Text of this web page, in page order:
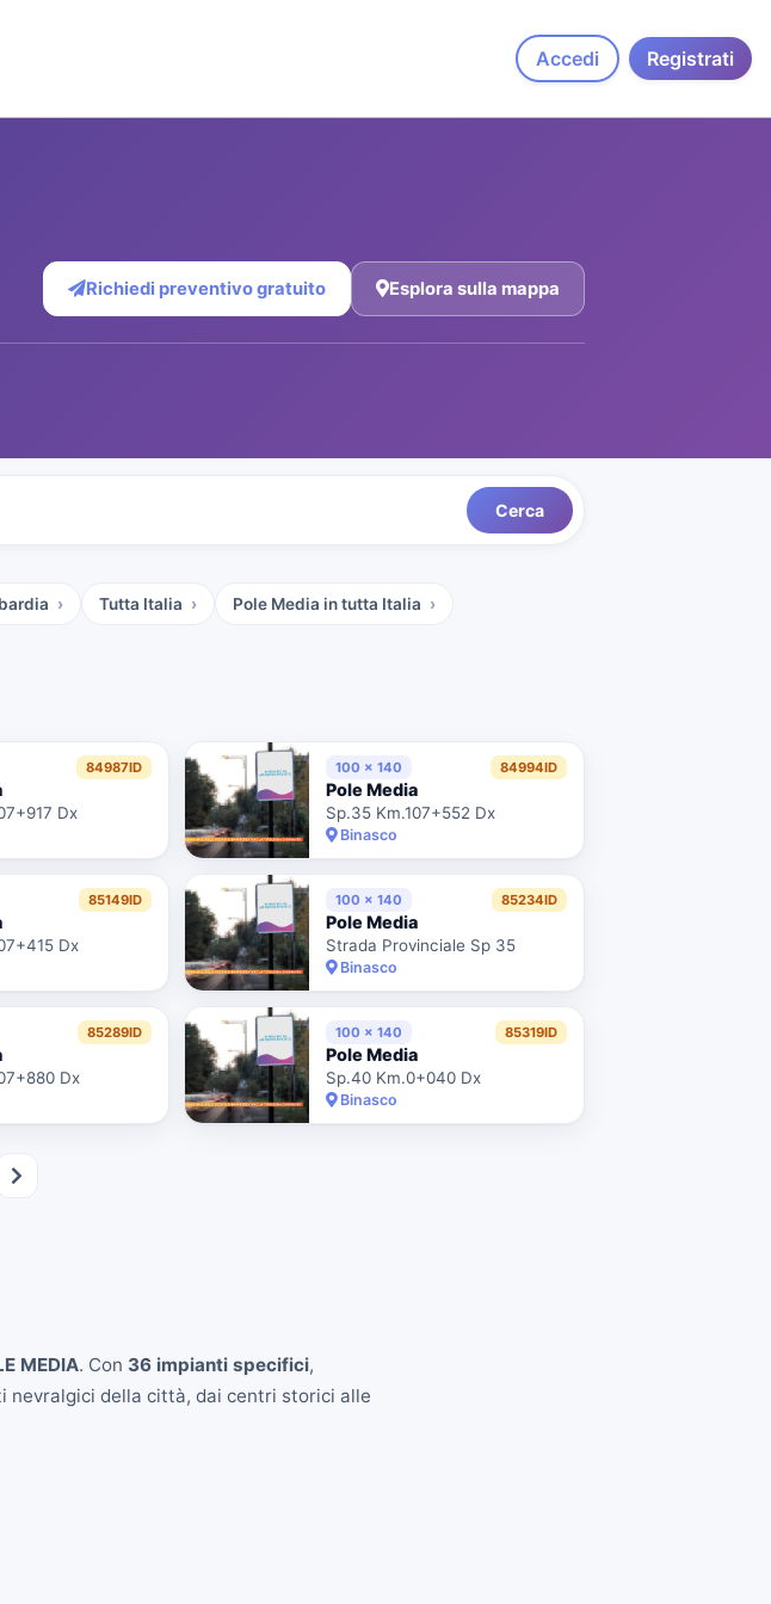
Accedi Registrati
Richiedi preventivo gratuito Esplora sulla mappa
Cerca
Tutta Italia Pole Media in tutta Italia
84987ID
Dx
100 x 140 84994ID
Pole Media
Sp.35 Km.107+552 Dx
Binasco
85149ID
Dx
100 x 140 85234ID
Pole Media
Strada Provinciale Sp 35
Binasco
85289ID
Dx
100 x 140 85319ID
Pole Media
Sp.40 Km.0+040 Dx
Binasco
MEDIA. Con 36 impianti specifici,
nevralgici della città, dai centri storici alle